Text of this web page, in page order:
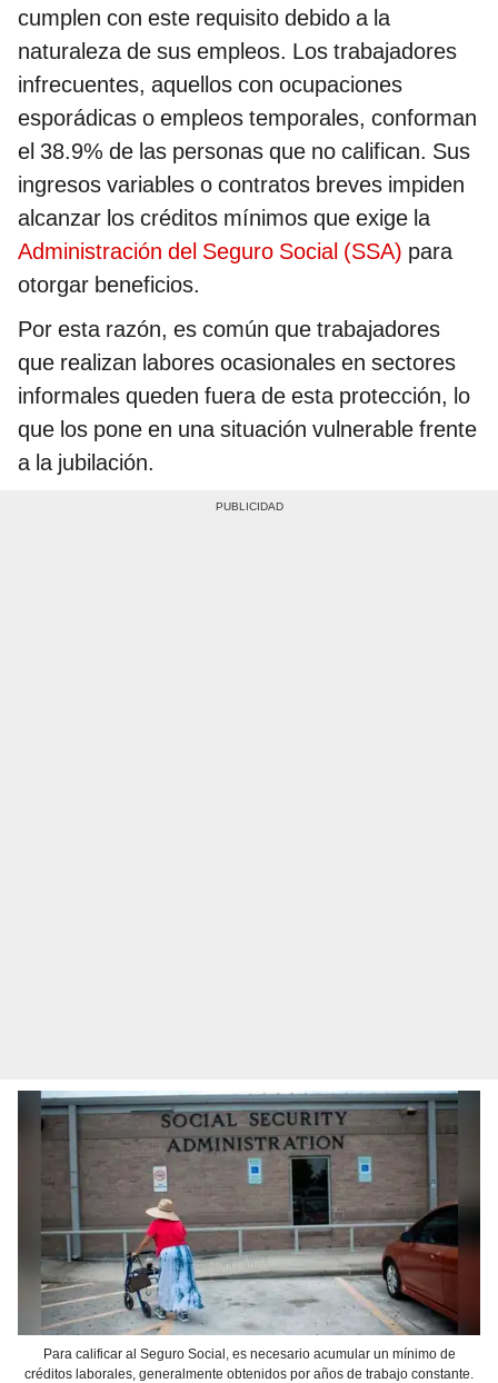
cumplen con este requisito debido a la
naturaleza de sus empleos. Los trabajadores
infrecuentes, aquellos con ocupaciones
esporádicas o empleos temporales, conforman
el 38.9% de las personas que no califican. Sus
ingresos variables o contratos breves impiden
alcanzar los créditos mínimos que exige la
Administración del Seguro Social (SSA) para
otorgar beneficios.
Por esta razón, es común que trabajadores
que realizan labores ocasionales en sectores
informales queden fuera de esta protección, lo
que los pone en una situación vulnerable frente
a la jubilación.
Para calificar al Seguro Social, es necesario acumular un mínimo de
créditos laborales, generalmente obtenidos por años de trabajo constante.